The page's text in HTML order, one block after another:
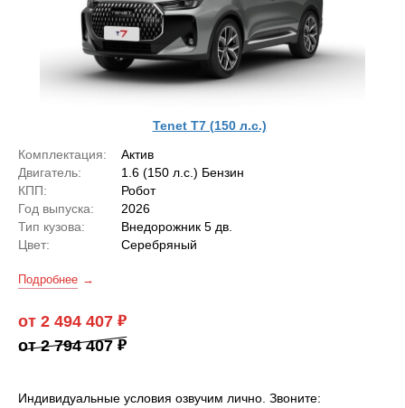
Tenet T7 (150 л.с.)
Комплектация:
Актив
Двигатель:
1.6 (150 л.с.) Бензин
КПП:
Робот
Год выпуска:
2026
Тип кузова:
Внедорожник 5 дв.
Цвет:
Серебряный
Подробнее
от 2 494 407
от 2 794 407
Индивидуальные условия озвучим лично. Звоните: